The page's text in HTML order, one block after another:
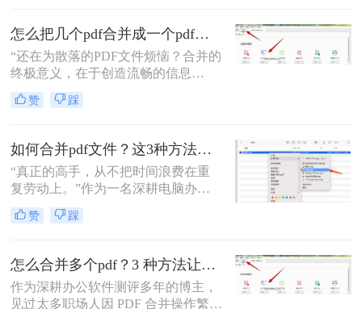
背后却藏着效率的巨大分水岭。职场
办公人群和自媒体创作者们，常常陷
入信息碎片化、操作繁琐和安全隐忧
的困境。
怎么把几个pdf合并成一个pdf文件？合并文件的四大高效秘籍，总有一款适合你！
“还在为散落的PDF文件烦恼？合并的
终极意义，在于创造流畅的信息
流。”身为一名深耕电脑办公软件测
评多年的博主，我深知高效处理文档
点。面对数十份零散的PDF——可能
是项目报告的不同章节、分散的合同
附件，或是零散的参考资料
赞 踩
如何合并pdf文件？这3种方法让你效率翻倍！
“真正的高手，从不把时间浪费在重
复劳动上。”作为一名深耕电脑办公
软件测评多年的博主，我深知PDF文
件处理是每个职场人和内容创作者的
琐、安全隐患——这些痛点几乎每天
都在消耗我们的时间和耐心。
赞 踩
怎么合并多个pdf？3 种方法让效率翻倍”！
作为深耕办公软件测评多年的博主，
见过太多职场人因 PDF 合并操作繁